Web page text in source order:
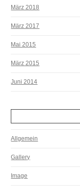
März 2018
März 2017
Mai 2015
März 2015
Juni 2014
Allgemein
Gallery
Image